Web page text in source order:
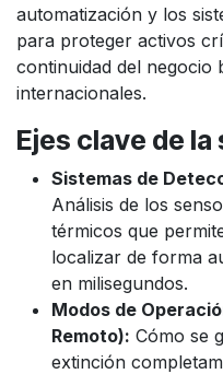
automatización y los
para proteger activos
continuidad del negocio
internacionales.
Ejes clave de la
Sistemas de
Análisis de los
térmicos que
localizar de forma
en milisegundos.
Modos de
Remoto): Cómo se
extinción